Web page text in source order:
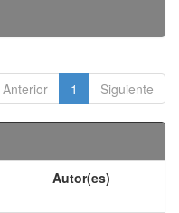
Anterior 1 Siguiente
Autor(es)